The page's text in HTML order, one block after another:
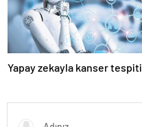
Yapay zekayla kanser tespiti